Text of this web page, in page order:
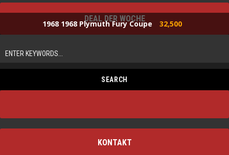
DEAL DER WOCHE
1968 1968 Plymuth Fury Coupe 32,500
KONTAKT